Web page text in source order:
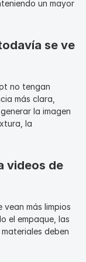
un mayor
se ve
no tengan
más clara,
la imagen
la
videos de
más limpios
el empaque, las
deben